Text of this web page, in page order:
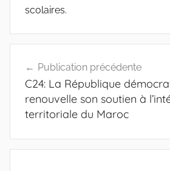
scolaires.
de
l’article
Publication précédente
C24: La République
renouvelle son soutien à
territoriale du Maroc